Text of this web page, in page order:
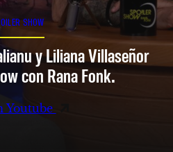
SHOW
y Liliana Villaseñor
con Rana Fonk.
Youtube